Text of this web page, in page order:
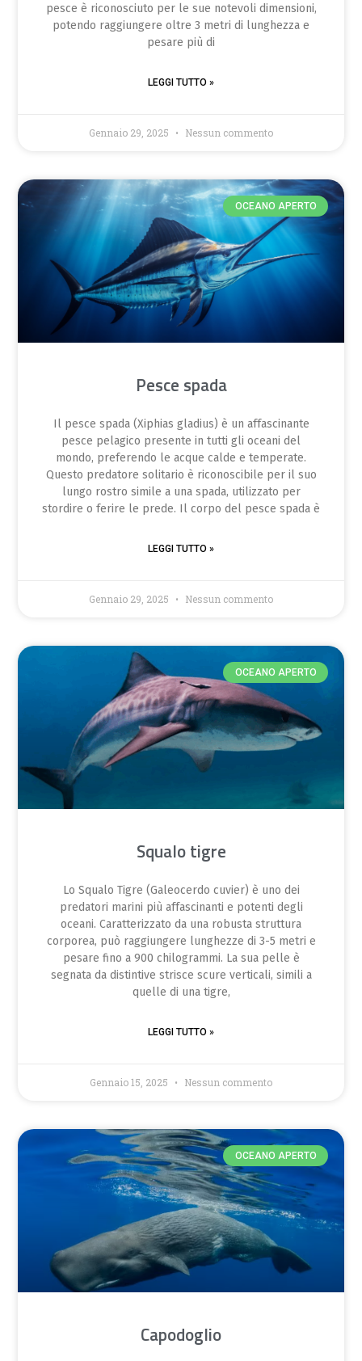
pesce è riconosciuto per le sue notevoli dimensioni,
potendo raggiungere oltre 3 metri di lunghezza e
pesare più di
LEGGI TUTTO »
Gennaio 29, 2025 Nessun commento
OCEANO APERTO
Pesce spada
Il pesce spada (Xiphias gladius) è un affascinante
pesce pelagico presente in tutti gli oceani del
mondo, preferendo le acque calde e temperate.
Questo predatore solitario è riconoscibile per il suo
lungo rostro simile a una spada, utilizzato per
stordire o ferire le prede. Il corpo del pesce spada è
LEGGI TUTTO »
Gennaio 29, 2025 Nessun commento
OCEANO APERTO
Squalo tigre
Lo Squalo Tigre (Galeocerdo cuvier) è uno dei
predatori marini più affascinanti e potenti degli
oceani. Caratterizzato da una robusta struttura
corporea, può raggiungere lunghezze di 3-5 metri e
pesare fino a 900 chilogrammi. La sua pelle è
segnata da distintive strisce scure verticali, simili a
quelle di una tigre,
LEGGI TUTTO »
Gennaio 15, 2025 Nessun commento
OCEANO APERTO
Capodoglio